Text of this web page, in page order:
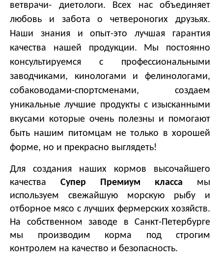
ветврачи- диетологи. Всех нас объединяет
любовь и забота о четвероногих друзьях.
Наши знания и опыт-это лучшая гарантия
качества нашей продукции. Мы постоянно
консультируемся с профессиональными
заводчиками, кинологами и фелинологами,
собаководами-спортсменами, создаем
уникальные лучшие продукты с изысканными
вкусами которые очень полезны и помогают
быть нашим питомцам не только в хорошей
форме, но и прекрасно выглядеть!
Для создания наших кормов высочайшего
качества Супер Премиум класса мы
используем свежайшую морскую рыбу и
отборное мясо с лучших фермерских хозяйств.
На собственном заводе в Санкт-Петербурге
мы производим корма под строгим
контролем на качество и безопасность.